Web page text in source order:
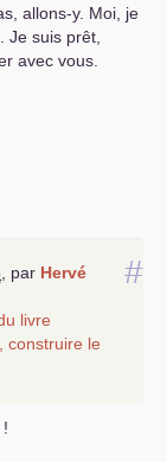
allons-y. Moi, je
Je suis prêt,
avec vous.
#
par Hervé
livre
construire le
!